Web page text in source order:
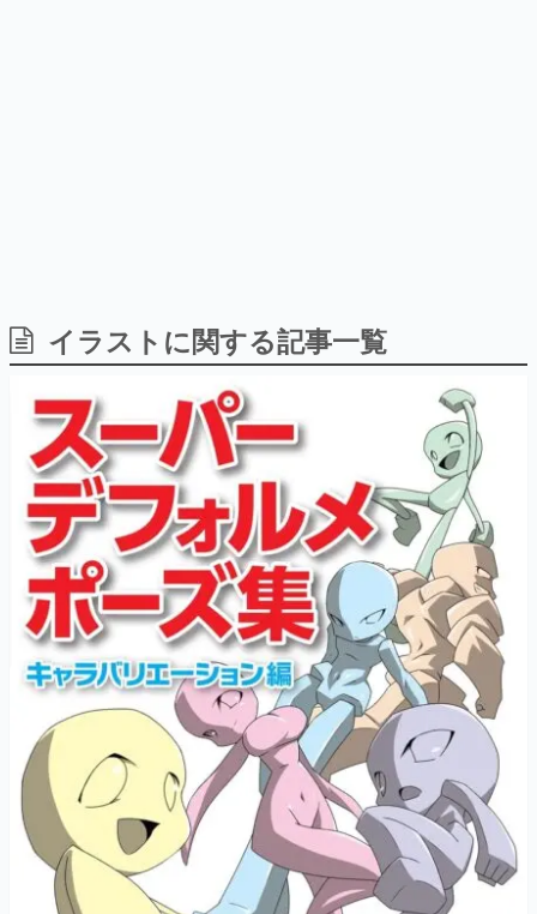
日本のコンテンツ産業やカルチャーに与えた影響を探る企
画です。
日本モバイルゲーム産業史
日本のモバイルゲーム史における主要なトピック・タイト
ルを網羅するほか、開発者へのインタビューや識者による
解説を掲載。約20年の歴史が一望できる決定版！
若ゲのいたり〜ゲームクリエイターの青春〜
『うつヌケ』『ペンと箸』等で知られるマンガ家・田中圭
一先生によるゲーム業界レポートマンガです。
なんでゲームは面白い？
ゲーム開発者・hamatsu氏がゲームの魅力を画面や操作の
具体的な形から解き明かしていく、硬派で骨太な評論連載
です。
ゲームが変えた日本語
「経験値」「裏技」「ラスボス」… ゲームにまつわる言葉
の起源や用法の変遷を、コンピューター文化史研究家・タ
イニーP氏が徹底調査。
カテゴリ
特集記事
マンガ
イラストに関する記事一覧